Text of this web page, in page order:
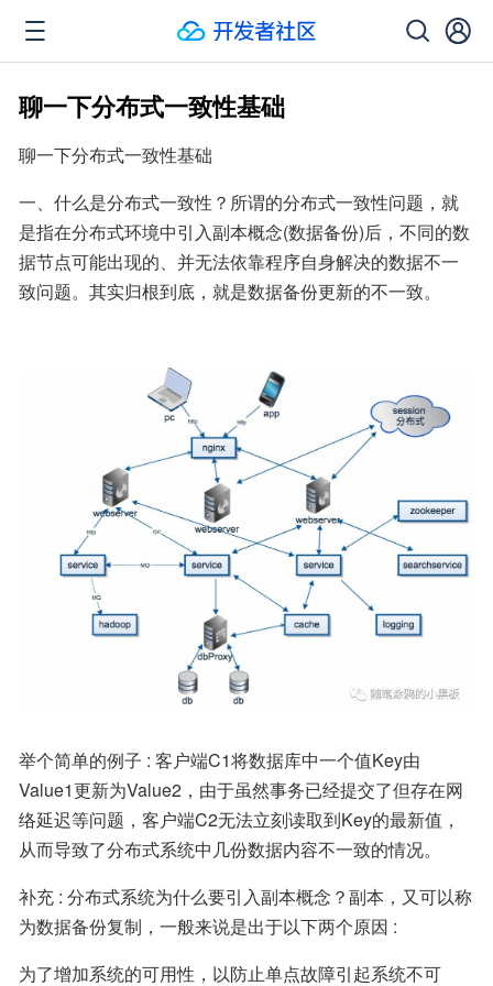
聊一下分布式一致性基础
聊一下分布式一致性基础
一、什么是分布式一致性？所谓的分布式一致性问题，就
是指在分布式环境中引入副本概念(数据备份)后，不同的数
据节点可能出现的、并无法依靠程序自身解决的数据不一
致问题。其实归根到底，就是数据备份更新的不一致。
举个简单的例子 : 客户端C1将数据库中一个值Key由
Value1更新为Value2，由于虽然事务已经提交了但存在网
络延迟等问题，客户端C2无法立刻读取到Key的最新值，
从而导致了分布式系统中几份数据内容不一致的情况。
补充 : 分布式系统为什么要引入副本概念？副本，又可以称
为数据备份复制，一般来说是出于以下两个原因 :
为了增加系统的可用性，以防止单点故障引起系统不可